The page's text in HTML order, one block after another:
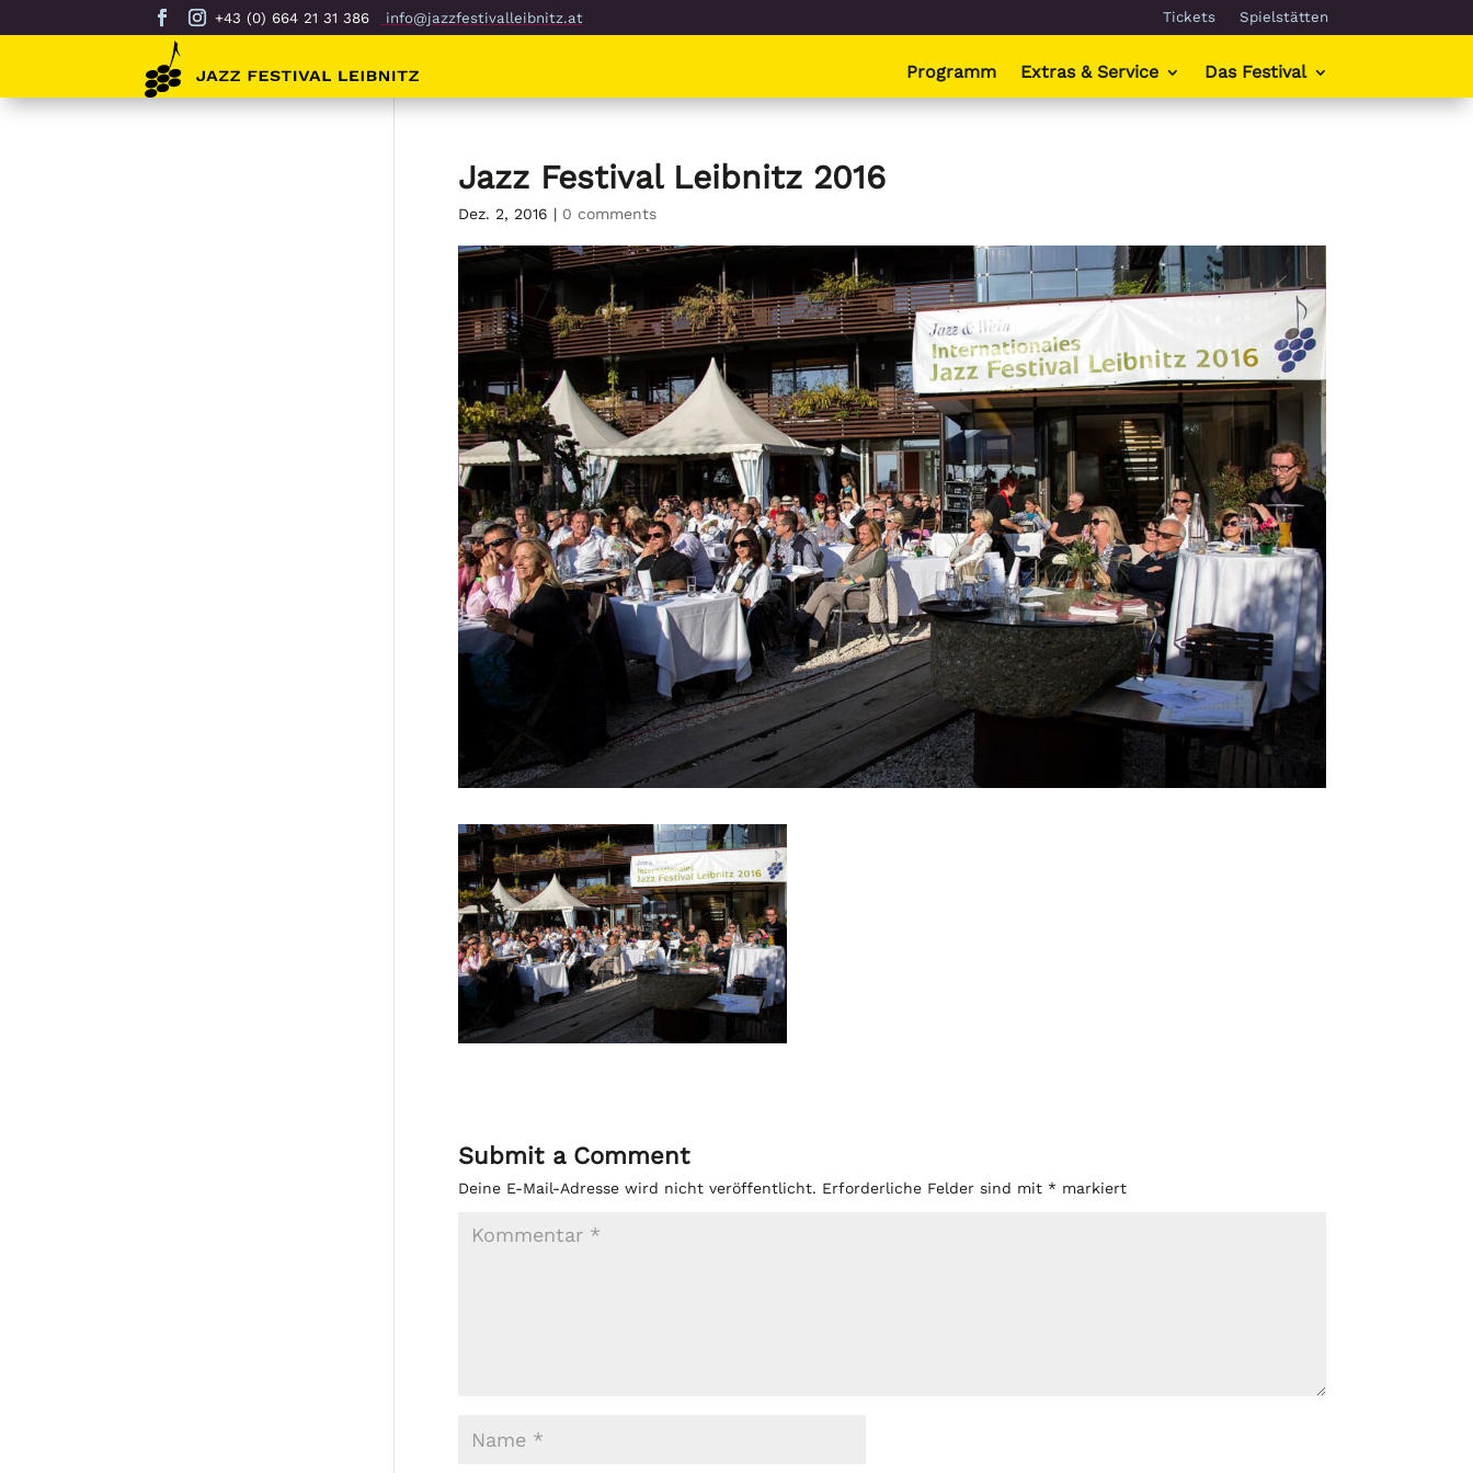
+43 (0) 664 21 31 386 info@jazzfestivalleibnitz.at Tickets Spielstätten
Programm Extras & Service Das Festival
Jazz Festival Leibnitz 2016
Dez. 2, 2016 | 0 comments
Submit a Comment
Deine E-Mail-Adresse wird nicht veröffentlicht. Erforderliche Felder sind mit *markiert